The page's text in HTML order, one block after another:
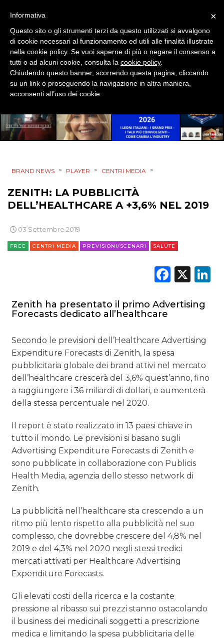
PREVISIONI/SCENARI
NORMATIVE
TREND
CASE HISTORY
OPINIONI
BRAND NEWS > PLAYER > CENTRI MEDIA >
ZENITH: LA PUBBLICITÀ
DELL’HEALTHCARE A +3,6% NEL 2019
03 Settembre 2019
FREE CENTRI MEDIA PREVISIONI/SCENARI SALUTE
X
Zenith ha presentato il primo Advertising
Forecasts dedicato all’healthcare
Secondo le previsioni dell’Healthcare Advertising
Expenditure Forecasts di Zenith, la spesa
pubblicitaria globale dei brand attivi nel mercato
dell’healthcare crescerà del 3,6% quest’anno, fino
a raggiungere i 36 miliardi di dollari, e aumenterà
della stessa percentuale nel 2020.
Il report è stato realizzato in 13 paesi chiave in
tutto il mondo. Le previsioni si basano sugli
Advertising Expenditure Forecasts di Zenith e
sono pubblicate in collaborazione con Publicis
Health Media, agenzia dello stesso network di
Zenith.
La pubblicità nell’healthcare sta crescendo a un
ritmo più lento rispetto alla pubblicità nel suo
complesso, che dovrebbe crescere del 4,8% nel
2019 e del 4,3% nel 2020 negli stessi tredici
mercati attivati per Healthcare Advertising
Expenditure Forecasts.
Gli elevati costi della ricerca e la costante
pressione al ribasso sui prezzi stanno ostacolando
il business dei medicinali soggetti a prescrizione
medica e limitando la spesa pubblicitaria delle
×
Informativa
Questo sito o gli strumenti terzi da questo utilizzati si avvalgono
di cookie necessari al funzionamento ed utili alle finalità illustrate
nella cookie policy. Se vuoi saperne di più o negare il consenso a
tutti o ad alcuni cookie, consulta la cookie policy.
Chiudendo questo banner, scorrendo questa pagina, cliccando
su un link o proseguendo la navigazione in altra maniera,
acconsenti all’uso dei cookie.